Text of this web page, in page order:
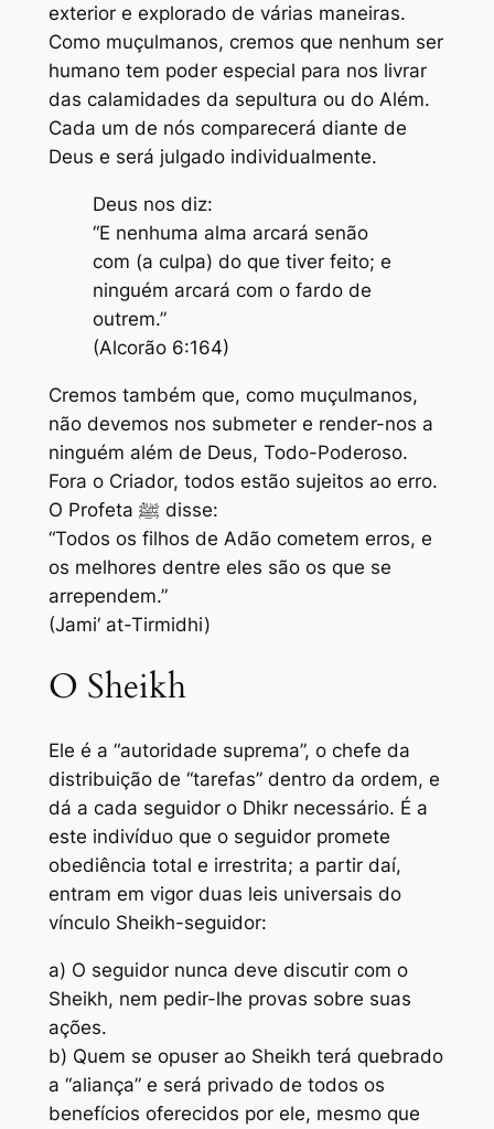
exterior e explorado de várias maneiras.
Como muçulmanos, cremos que nenhum ser
humano tem poder especial para nos livrar
das calamidades da sepultura ou do Além.
Cada um de nós comparecerá diante de
Deus e será julgado individualmente.
Deus nos diz:
“E nenhuma alma arcará senão
com (a culpa) do que tiver feito; e
ninguém arcará com o fardo de
outrem.”
(Alcorão 6:164)
Cremos também que, como muçulmanos,
não devemos nos submeter e render-nos a
ninguém além de Deus, Todo-Poderoso.
Fora o Criador, todos estão sujeitos ao erro.
O Profeta ﷺ disse:
“Todos os filhos de Adão cometem erros, e
os melhores dentre eles são os que se
arrependem.”
(Jami‘ at-Tirmidhi)
O Sheikh
Ele é a “autoridade suprema”, o chefe da
distribuição de “tarefas” dentro da ordem, e
dá a cada seguidor o Dhikr necessário. É a
este indivíduo que o seguidor promete
obediência total e irrestrita; a partir daí,
entram em vigor duas leis universais do
vínculo Sheikh-seguidor:
a) O seguidor nunca deve discutir com o
Sheikh, nem pedir-lhe provas sobre suas
ações.
b) Quem se opuser ao Sheikh terá quebrado
a “aliança” e será privado de todos os
benefícios oferecidos por ele, mesmo que